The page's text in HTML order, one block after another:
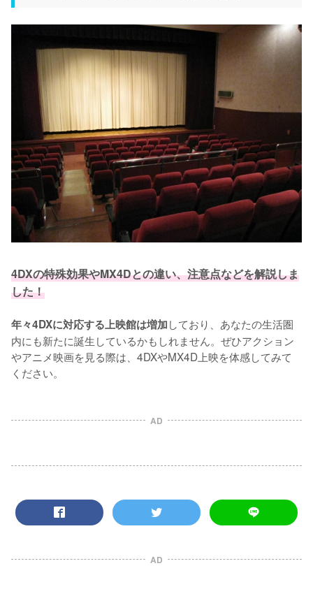
4DXの特殊効果やMX4Dとの違い、注意点などを解説しま
した！
年々4DXに対応する上映館は増加しており、あなたの生活圏
内にも新たに誕生しているかもしれません。ぜひアクション
やアニメ映画を見る際は、4DXやMX4D上映を体感してみて
ください。
AD
AD